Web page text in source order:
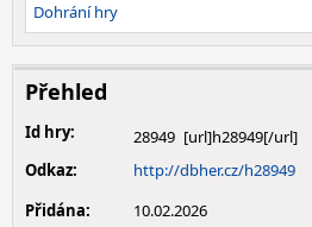
Dohrání hry
Přehled
Id hry:
28949
Odkaz:
http://dbher.cz/h28949
Přidána:
10.02.2026